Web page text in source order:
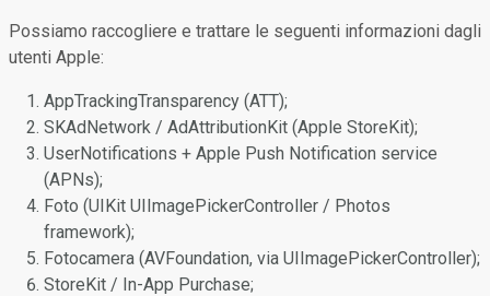
Possiamo raccogliere e trattare le seguenti informazioni dagli
utenti Apple:
AppTrackingTransparency (ATT);
SKAdNetwork / AdAttributionKit (Apple StoreKit);
UserNotifications + Apple Push Notification service
(APNs);
Foto (UIKit UIImagePickerController / Photos
framework);
Fotocamera (AVFoundation, via UIImagePickerController);
StoreKit / In-App Purchase;